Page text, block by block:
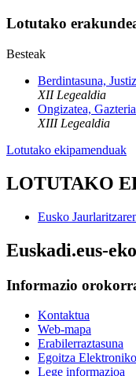
Lotutako
Besteak
Berdintasuna,
XII Legealdia
Ongizatea,
XIII Legealdia
Lotutako ekipamenduak
LOTUTAKO
Eusko
Euskadi.eus-
Informazio
Kontaktua
Web-mapa
Erabilerraztasuna
Egoitza
Lege informazioa